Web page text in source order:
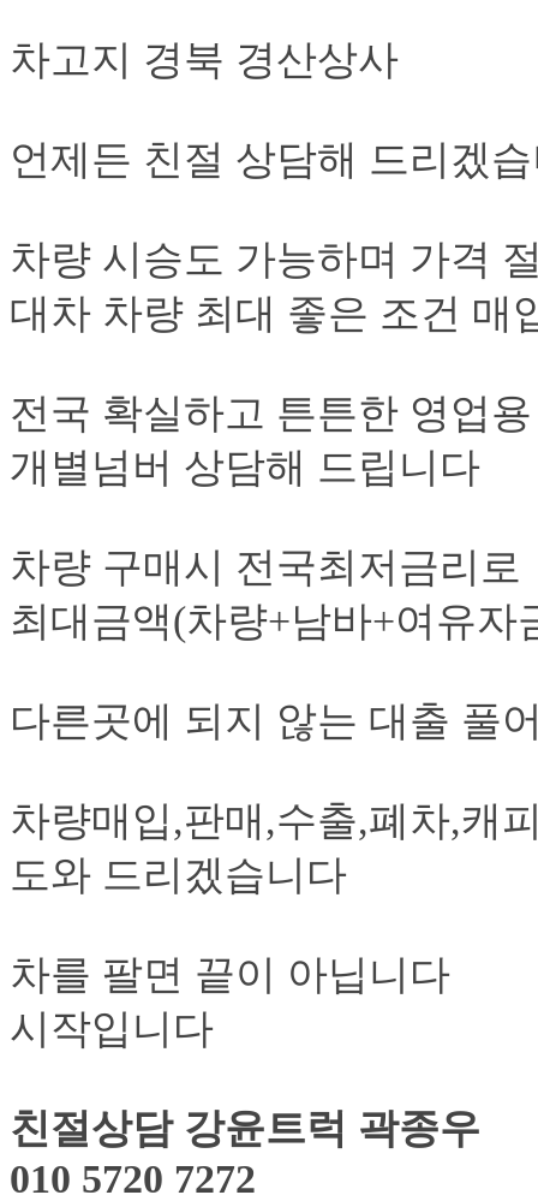
차고지 경북 경산상사
언제든 친절 상담해 드리겠
차량 시승도 가능하며 가격
대차 차량 최대 좋은 조건 매
전국 확실하고 튼튼한 영업
개별넘버 상담해 드립니다
차량 구매시 전국최저금리로
최대금액(차량+남바+여유
다른곳에 되지 않는 대출 풀
차량매입,판매,수출,폐차,캐
도와 드리겠습니다
차를 팔면 끝이 아닙니다
시작입니다
친절상담 강윤트럭 곽종우
010 5720 7272